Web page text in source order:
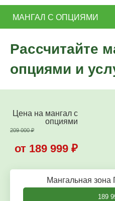
МАНГАЛ С ОПЦИЯМИ
Рассчитайте
опциями и
Цена на мангал c
опциями
209 000₽
от 189 999 ₽
Мангальная зона
189